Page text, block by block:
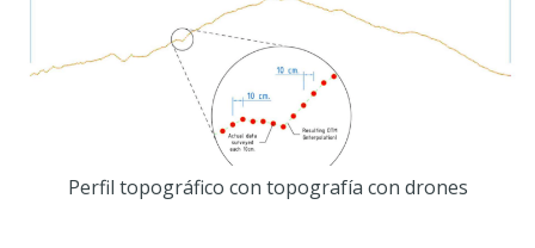
Perfil topográfico con topografía con drones